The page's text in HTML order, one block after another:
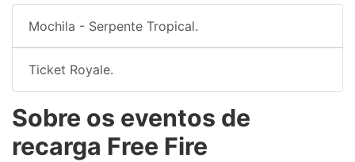
Mochila - Serpente Tropical.
Ticket Royale.
Sobre os eventos de
recarga Free Fire